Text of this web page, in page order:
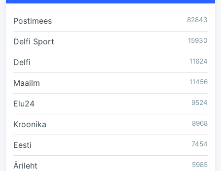
Postimees 82843
Delfi Sport 15930
Delfi 11624
Maailm 11456
Elu24 9524
Kroonika 8968
Eesti 7454
Ärileht 5985